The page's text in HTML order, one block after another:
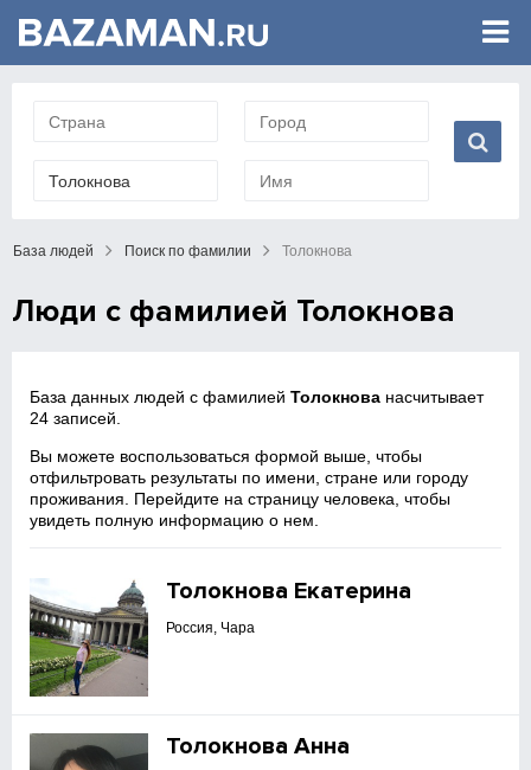
База людей Поиск по фамилии Толокнова
Люди с фамилией Толокнова
База данных людей с фамилиейТолокнова насчитывает
24 записей.
Вы можете воспользоваться формой выше, чтобы
отфильтровать результаты по имени, стране или городу
проживания. Перейдите на страницу человека, чтобы
увидеть полную информацию о нем.
Толокнова Екатерина
Россия, Чара
Толокнова Анна